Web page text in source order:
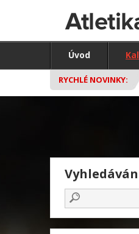
Úvod
RYCHLÉ NOVINKY: